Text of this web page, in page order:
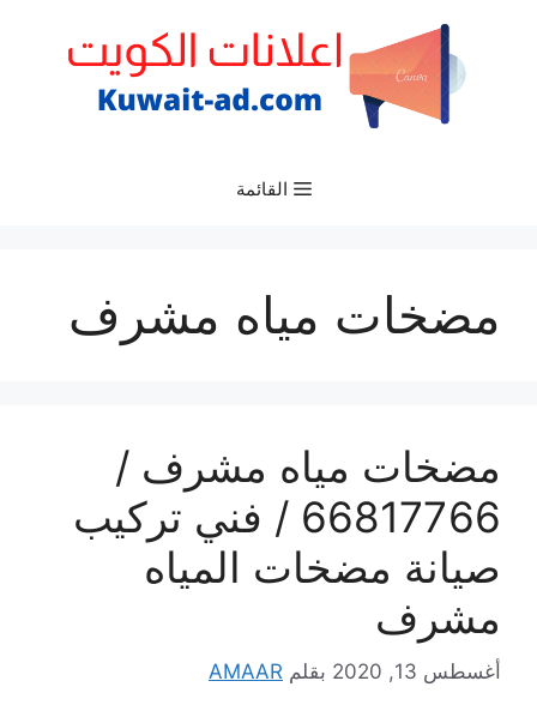
القائمة
مضخات مياه مشرف
مضخات مياه مشرف /
66817766 / فني تركيب
صيانة مضخات المياه
مشرف
أغسطس 13, 2020 بقلم AMAAR